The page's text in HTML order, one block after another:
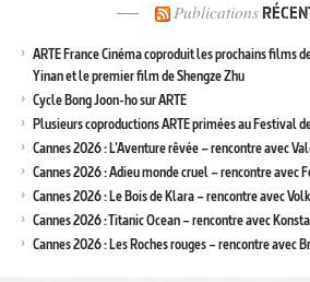
Publications
ARTE France Cinéma coproduit les prochains films
Yinan et le premier film de Shengze Zhu
Cycle Bong Joon-ho sur ARTE
Plusieurs coproductions ARTE primées au Festival
Cannes 2026 : L’Aventure rêvée – rencontre avec
Cannes 2026 : Adieu monde cruel – rencontre avec
Cannes 2026 : Le Bois de Klara – rencontre avec
Cannes 2026 : Titanic Ocean – rencontre avec
Cannes 2026 : Les Roches rouges – rencontre avec